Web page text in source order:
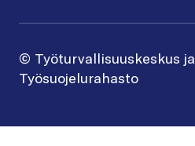
© Työturvallisuuskeskus ja
Työsuojelurahasto